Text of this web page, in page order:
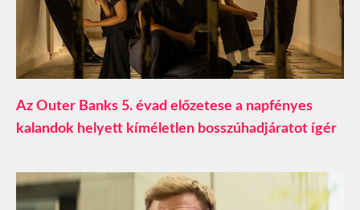
Az Outer Banks 5. évad előzetese a napfényes
kalandok helyett kíméletlen bosszúhadjáratot ígér